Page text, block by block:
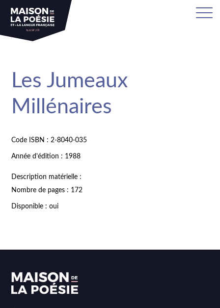
Les Jumeaux
Millénaires
Code ISBN : 2-8040-035
Année d'édition : 1988
Description matérielle :
Nombre de pages : 172
Disponible : oui